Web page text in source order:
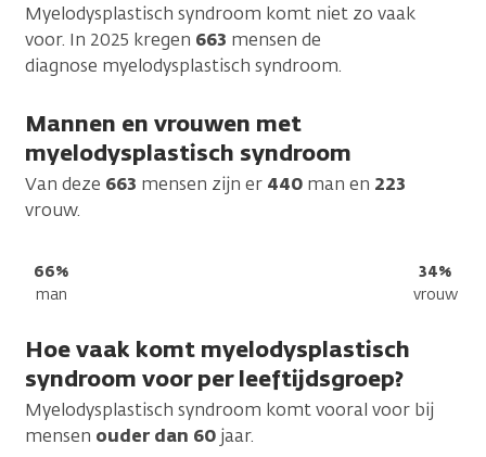
Myelodysplastisch syndroom komt niet zo vaak
voor. In 2025 kregen 663 mensen de
diagnose myelodysplastisch syndroom.
Mannen en vrouwen met
myelodysplastisch syndroom
Van deze 663 mensen zijn er 440 man en 223
vrouw.
66%
man
34%
vrouw
Hoe vaak komt myelodysplastisch
syndroom voor per leeftijdsgroep?
Myelodysplastisch syndroom komt vooral voor bij
mensen ouder dan 60 jaar.